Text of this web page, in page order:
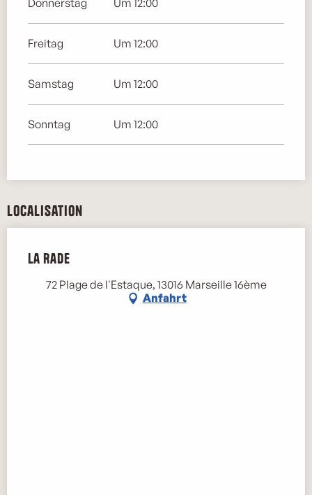
Freitag Um 12:00
Samstag Um 12:00
Sonntag Um 12:00
Localisation
La Rade
72 Plage de l'Estaque, 13016 Marseille 16ème
Anfahrt